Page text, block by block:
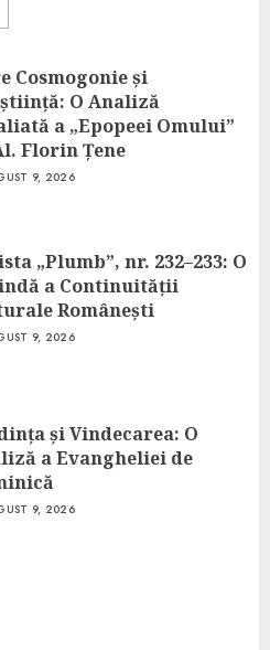
Cosmogonie și
O Analiză
a „Epopeei Omului”
Florin Țene
9, 2026
„Plumb”, nr. 232–233: O
a Continuității
Românești
9, 2026
și Vindecarea: O
a Evangheliei de
9, 2026